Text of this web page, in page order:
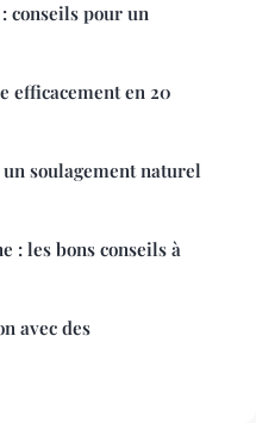
conseils pour un
efficacement en 20
soulagement naturel
: les bons conseils à
avec des